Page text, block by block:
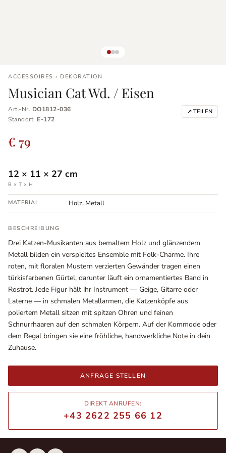
ACCESSOIRES › DEKORATION
Musician Cat Wd. / Eisen
Art.-Nr. DO1812-036
Standort: E-172
↗ TEILEN
€ 79
12 × 11 × 27 cm
B × T × H
MATERIAL Holz, Metall
BESCHREIBUNG
Drei Katzen-Musikanten aus bemaltem Holz und glänzendem
Metall bilden ein verspieltes Ensemble mit Folk-Charme. Ihre
roten, mit floralen Mustern verzierten Gewänder tragen einen
türkisfarbenen Gürtel, darunter läuft ein ornamentiertes Band in
Rostrot. Jede Figur hält ihr Instrument — Geige, Gitarre oder
Laterne — in schmalen Metallarmen, die Katzenköpfe aus
poliertem Metall sitzen mit spitzen Ohren und feinen
Schnurrhaaren auf den schmalen Körpern. Auf der Kommode oder
dem Regal bringen sie eine fröhliche, handwerkliche Note in dein
Zuhause.
ANFRAGE STELLEN
DIREKT ANRUFEN:
+43 2622 255 66 12
Wiener Straße – Werkstraße 111
2700 Wiener Neustadt
+43 2622 255 66 12